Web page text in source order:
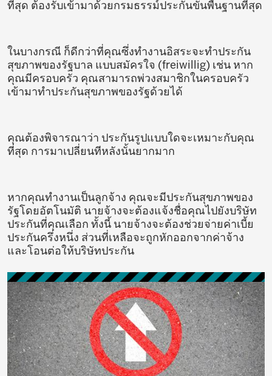
ที่สุด ต้องรับเข้ามาด้วยกรมธรรม์ประกันขั้นพื้นฐานที่สุด
ในบางกรณี ก็ดีกว่าที่คุณซึ่งทำงานอิสระจะทำประกัน
สุขภาพของรัฐบาล แบบสมัครใจ (freiwillig) เช่น หาก
คุณมีครอบครัว คุณสามารถพ่วงสมาชิกในครอบครัว
เข้ามาทำประกันสุขภาพของรัฐด้วยได้
คุณต้องพิจารณาว่า ประกันรูปแบบใดจะเหมาะกับคุณ
ที่สุด การมาเปลี่ยนทีหลังนั้นยากมาก
หากคุณทำงานเป็นลูกจ้าง คุณจะมีประกันสุขภาพของ
รัฐโดยอัตโนมัติ นายจ้างจะต้องแจ้งชื่อคุณไปยังบริษัท
ประกันที่คุณเลือก ทั้งนี้ นายจ้างจะต้องช่วยจ่ายค่าเบี้ย
ประกันครึ่งหนึ่ง ส่วนที่เหลือจะถูกหักออกจากค่าจ้าง
และโอนต่อให้บริษัทประกัน